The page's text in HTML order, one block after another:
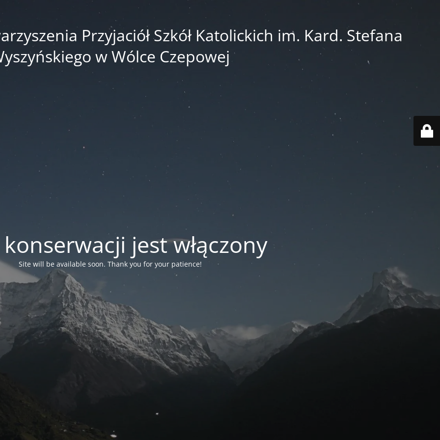
Przyjaciół Szkół Katolickich im. Kard. Stefana
w Wólce Czepowej
jest włączony
Site will be available soon. Thank you for your patience!